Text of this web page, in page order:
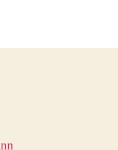
Peenemünde